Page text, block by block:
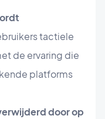
tactiele
de ervaring die
platforms
door op